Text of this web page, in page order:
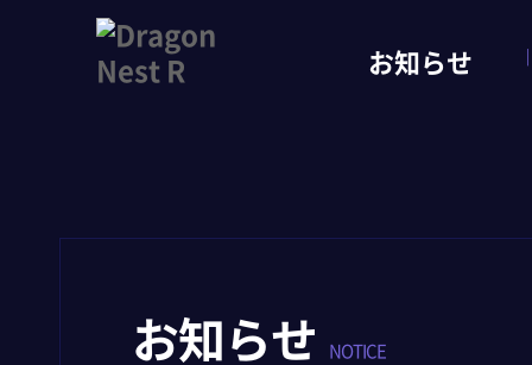
お知らせ
お知らせ NOTICE